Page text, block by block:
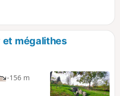
communal
la Rue
l'ancienne
à Poissy, l'Axe
Philippe ainsi
de Cergy.
et mégalithes
-156 m